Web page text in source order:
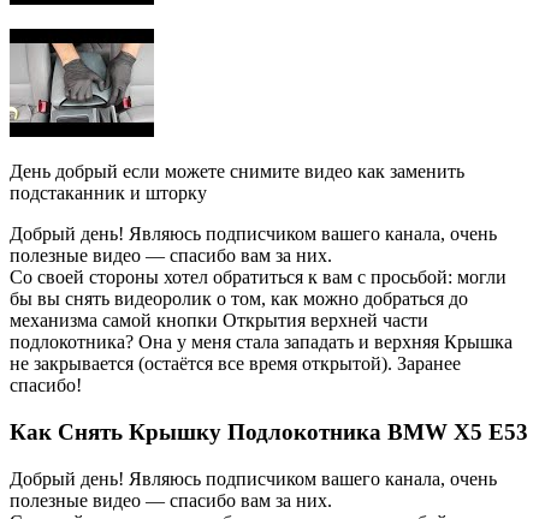
День добрый если можете снимите видео как заменить
подстаканник и шторку
Добрый день! Являюсь подписчиком вашего канала, очень
полезные видео — спасибо вам за них.
Со своей стороны хотел обратиться к вам с просьбой: могли
бы вы снять видеоролик о том, как можно добраться до
механизма самой кнопки Открытия верхней части
подлокотника? Она у меня стала западать и верхняя Крышка
не закрывается (остаётся все время открытой). Заранее
спасибо!
Как Снять Крышку Подлокотника BMW X5 E53
Добрый день! Являюсь подписчиком вашего канала, очень
полезные видео — спасибо вам за них.